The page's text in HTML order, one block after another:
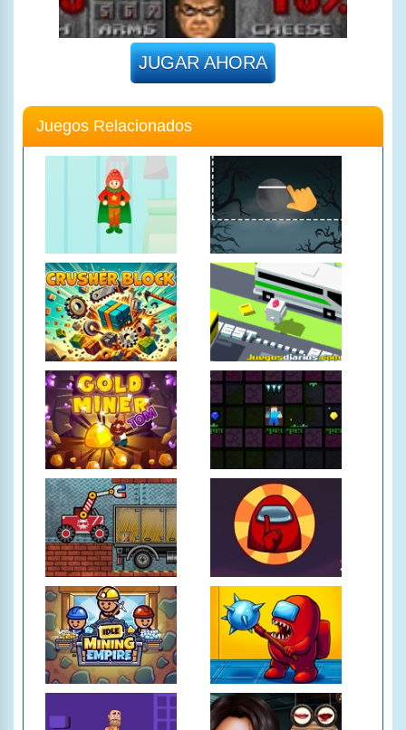
JUGAR AHORA
Juegos Relacionados